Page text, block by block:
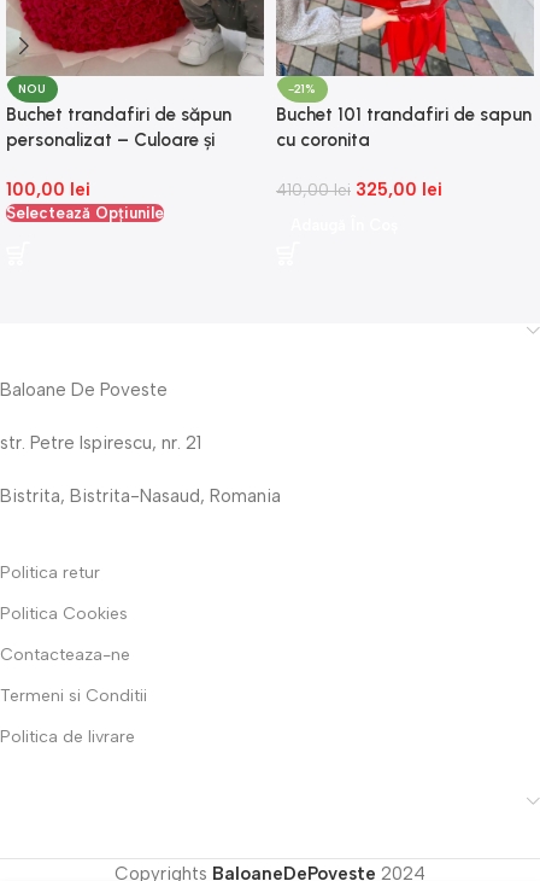
NOU
Buchet trandafiri de săpun
personalizat – Culoare și
100,00 lei
Selectează Opțiunile
-21%
Buchet 101 trandafiri de sapun
cu coronita
410,00lei 325,00 lei
Baloane De Poveste
str. Petre Ispirescu, nr. 21
Bistrita, Bistrita-Nasaud, Romania
Politica retur
Politica Cookies
Contacteaza-ne
Termeni si Conditii
Politica de livrare
Copyrights BaloaneDePoveste 2024